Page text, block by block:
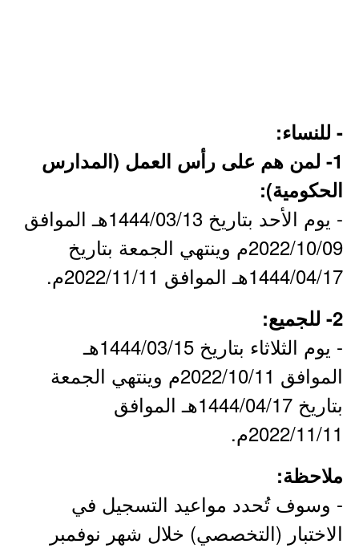
- للنساء:
1- لمن هم على رأس العمل (المدارس
الحكومية):
- يوم الأحد بتاريخ 1444/03/13هـ الموافق
2022/10/09م وينتهي الجمعة بتاريخ
1444/04/17هـ الموافق 2022/11/11م.
2- للجميع:
- يوم الثلاثاء بتاريخ 1444/03/15هـ
الموافق 2022/10/11م وينتهي الجمعة
بتاريخ 1444/04/17هـ الموافق
2022/11/11م.
ملاحظة:
- وسوف تُحدد مواعيد التسجيل في
الاختبار (التخصصي) خلال شهر نوفمبر